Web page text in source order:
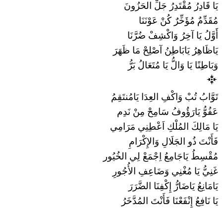
يَا قَادِرُ مُقْتَدِرُ جَلِّ الحَزُونَ
مُقَدِّمٌ مُؤَخِّرٌ كُنْ عَوْنَنَا
أَوَّلُ يَا آخِرُ وَاكْشِفْ ضُرَّنَا
يَاظَاهِرُ يَابَاطِنُ آصْلِحْ مَا ظَهَرَ
وَبَاطِنًا يَا وَالُّ يَا مُتَعَالُ بَرُّ
تَوَّابُ تُبْ وَاكْفِ العِدَا يَامُنتَقِمُ
عَفُوُّ يَارَؤُوفُ سَامِحْ مِنْ نَدِم
يَا مَالِكَ المُلْكِ اَعْطِنِي مَرَامِي
فَأَنْتَ ذُو الجَلَالِ وَالإِكْرَامِ
مُقْسِطُ يَاجَامِعُ اِجْمَعْ لِي الخُيُور
غَنِيُّ يَا مُغْنِي وَضَاعِفِ الأُجُورِ
يَامَانِعُ يَاضَارُّ إِكْفِنَا الضَّرَرَ
يَا نَافِعُ إِنْفَعْنَا فَأَنْتَ المُدَّخَرُ